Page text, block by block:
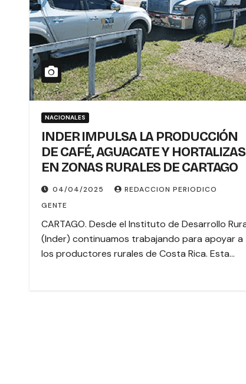
NACIONALES
INDER IMPULSA LA PRODUCCIÓN
DE CAFÉ, AGUACATE Y HORTALIZAS
EN ZONAS RURALES DE CARTAGO
04/04/2025
REDACCION PERIODICO
GENTE
CARTAGO. Desde el Instituto de Desarrollo
(Inder) continuamos trabajando para apoyar a
los productores rurales de Costa Rica. Esta…